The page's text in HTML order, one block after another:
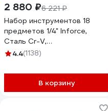
2 880 ₽6 221 ₽
Набор инструментов 18
предметов 1/4" Inforce,
Сталь Cr-V,
Профессиональный, 06-07-
4.4(1138)
В корзину